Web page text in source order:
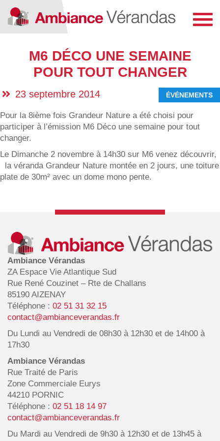
M6 DÉCO UNE SEMAINE
POUR TOUT CHANGER
23 septembre 2014 ÉVÉNEMENTS
Pour la 8ième fois Grandeur Nature a été choisi pour
participer à l’émission M6 Déco une semaine pour tout
changer.
Le Dimanche 2 novembre à 14h30 sur M6 venez découvrir,
la véranda Grandeur Nature montée en 2 jours, une toiture
plate de 30m² avec un dome mono pente.
Ambiance Vérandas
ZA Espace Vie Atlantique Sud
Rue René Couzinet – Rte de Challans
85190 AIZENAY
Téléphone : 02 51 31 32 15
contact@ambianceverandas.fr
Du Lundi au Vendredi de 08h30 à 12h30 et de 14h00 à
17h30
Ambiance Vérandas
Rue Traité de Paris
Zone Commerciale Eurys
44210 PORNIC
Téléphone : 02 51 18 14 97
contact@ambianceverandas.fr
Du Mardi au Vendredi de 9h30 à 12h30 et de 13h45 à